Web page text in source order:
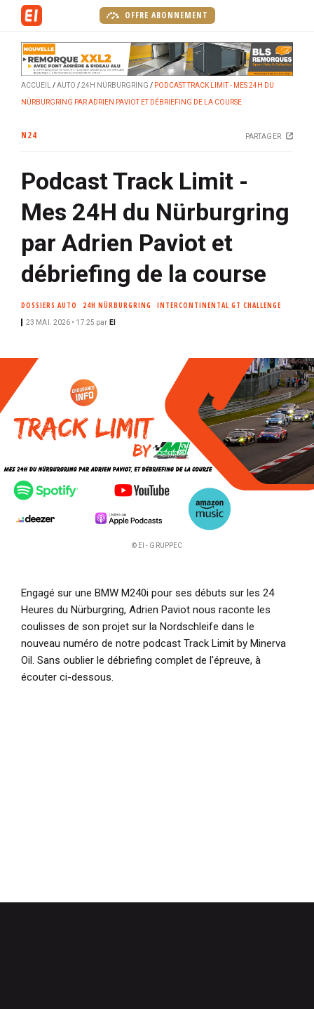
OFFRE ABONNEMENT
ACCUEIL AUTO 24H NÜRBURGRING PODCAST TRACK LIMIT - MES 24H DU
NÜRBURGRING PAR ADRIEN PAVIOT ET DÉBRIEFING DE LA COURSE
N24 PARTAGER
Podcast Track Limit -
Mes 24H du Nürburgring
par Adrien Paviot et
débriefing de la course
DOSSIERS AUTO 24H NÜRBURGRING INTERCONTINENTAL GT CHALLENGE
23 MAI. 2026 • 17:25 par EI
© EI - GRUPPEC
Engagé sur une BMW M240i pour ses débuts sur les 24
Heures du Nürburgring, Adrien Paviot nous raconte les
coulisses de son projet sur la Nordschleife dans le
nouveau numéro de notre podcast Track Limit by Minerva
Oil. Sans oublier le débriefing complet de l'épreuve, à
écouter ci-dessous.